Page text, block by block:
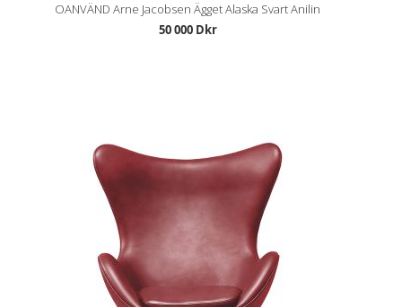
OANVÄND Arne Jacobsen Ägget Alaska Svart Anilin
50 000 Dkr